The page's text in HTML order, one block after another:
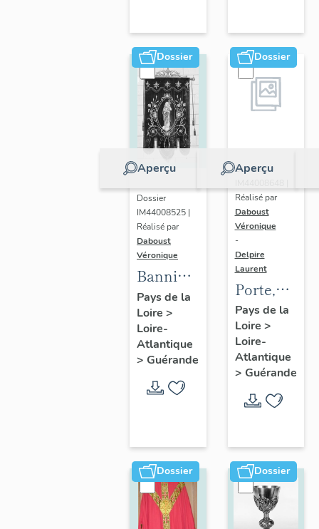
Dossier
Aperçu
Dossier
IM44008525 |
Réalisé par
Daboust
Véronique
Bannière
de
procession
Pays de la
Loire >
Loire-
Atlantique
> Guérande
Dossier
Aperçu
Dossier
Réalisé par
Daboust
Véronique
-
Delpire
Laurent
Porte,
jubé
Pays de la
Loire >
Loire-
Atlantique
> Guérande
Dossier Dossier